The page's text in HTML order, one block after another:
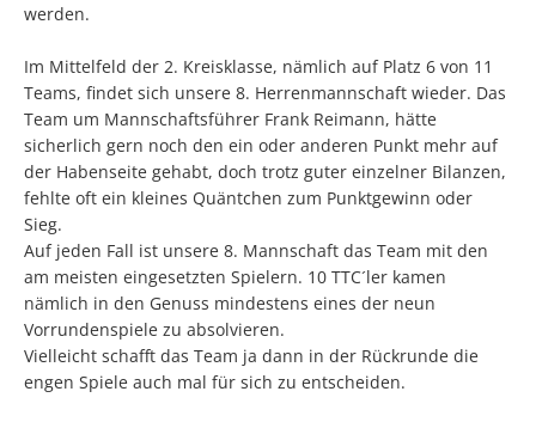
werden.
Im Mittelfeld der 2. Kreisklasse, nämlich auf Platz 6 von 11
Teams, findet sich unsere 8. Herrenmannschaft wieder. Das
Team um Mannschaftsführer Frank Reimann, hätte
sicherlich gern noch den ein oder anderen Punkt mehr auf
der Habenseite gehabt, doch trotz guter einzelner Bilanzen,
fehlte oft ein kleines Quäntchen zum Punktgewinn oder
Sieg.
Auf jeden Fall ist unsere 8. Mannschaft das Team mit den
am meisten eingesetzten Spielern. 10 TTC´ler kamen
nämlich in den Genuss mindestens eines der neun
Vorrundenspiele zu absolvieren.
Vielleicht schafft das Team ja dann in der Rückrunde die
engen Spiele auch mal für sich zu entscheiden.